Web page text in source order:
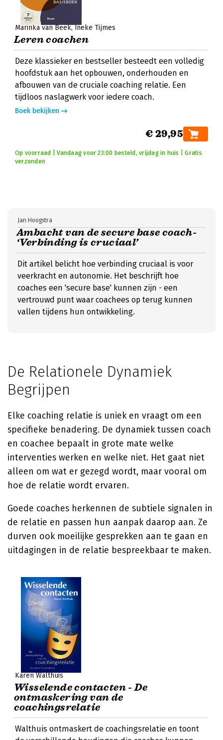
Marinka van Beek Ineke Tijmes
Leren coachen
Deze klassieker en bestseller besteedt een volledig
hoofdstuk aan het opbouwen, onderhouden en
afbouwen van de cruciale coaching relatie. Een
tijdloos naslagwerk voor iedere coach.
Boek bekijken
€ 29,95
Op voorraad | Vandaag voor 23:00 besteld, vrijdag in huis | Gratis
verzonden
Ambacht van de secure base coach-
‘Verbinding is cruciaal’
Jan Hoogstra
Dit artikel belicht hoe verbinding cruciaal is voor
veerkracht en autonomie. Het beschrijft hoe
coaches een 'secure base' kunnen zijn - een
vertrouwd punt waar coachees op terug kunnen
vallen tijdens hun ontwikkeling.
De Relationele Dynamiek
Begrijpen
Elke coaching relatie is uniek en vraagt om een
specifieke benadering. De dynamiek tussen coach
en coachee bepaalt in grote mate welke
interventies werken en welke niet. Het gaat niet
alleen om wat er gezegd wordt, maar vooral om
hoe de relatie wordt ervaren.
Goede coaches herkennen de subtiele signalen in
de relatie en passen hun aanpak daarop aan. Ze
durven ook moeilijke gesprekken aan te gaan en
uitdagingen in de relatie bespreekbaar te maken.
Karen Walthuis
Wisselende contacten - De
ontmaskering van de
coachingsrelatie
Walthuis ontmaskert de coachingsrelatie en toont